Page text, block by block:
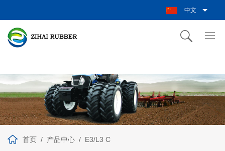
中文
首页 产品中心 E3/L3 C